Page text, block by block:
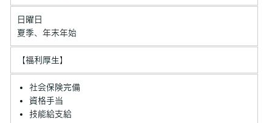
日曜日
夏季、年末年始
【福利厚生】
社会保険完備
資格手当
技能給支給